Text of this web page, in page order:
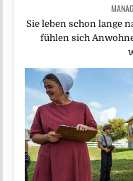
Sie leben schon lange
fühlen sich